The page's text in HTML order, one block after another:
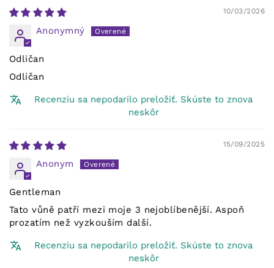
10/03/2026
Anonymný
Odličan
Odličan
Recenziu sa nepodarilo preložiť. Skúste to znova
neskôr
15/09/2025
Anonym
Gentleman
Tato vůně patří mezi moje 3 nejoblíbenější. Aspoň
prozatím než vyzkouším další.
Recenziu sa nepodarilo preložiť. Skúste to znova
neskôr